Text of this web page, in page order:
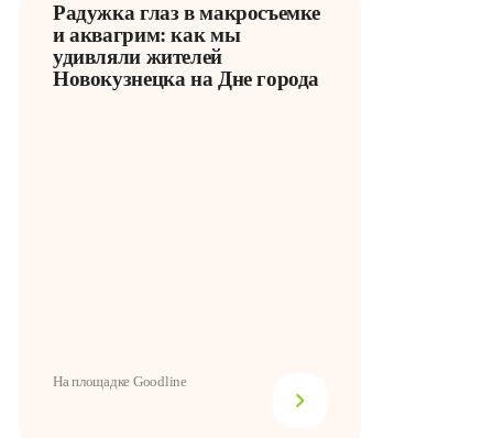
Радужка глаз в макросъемке
и аквагрим: как мы
удивляли жителей
Новокузнецка на Дне города
На площадке Goodline